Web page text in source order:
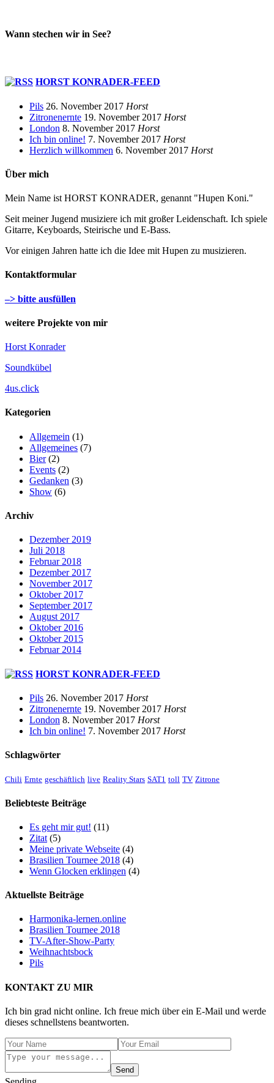
Wann stechen wir in See?
HORST KONRADER-FEED
Pils 26. November 2017 Horst
Zitronenernte 19. November 2017 Horst
London 8. November 2017 Horst
Ich bin online! 7. November 2017 Horst
Herzlich willkommen 6. November 2017 Horst
Über mich
Mein Name ist HORST KONRADER, genannt "Hupen Koni."
Seit meiner Jugend musiziere ich mit großer Leidenschaft. Ich spiele
Gitarre, Keyboards, Steirische und E-Bass.
Vor einigen Jahren hatte ich die Idee mit Hupen zu musizieren.
Kontaktformular
–> bitte ausfüllen
weitere Projekte von mir
Horst Konrader
Soundkübel
4us.click
Kategorien
Allgemein (1)
Allgemeines (7)
Bier(2)
Events (2)
Gedanken (3)
Show (6)
Archiv
Dezember 2019
Juli 2018
Februar 2018
Dezember 2017
November 2017
Oktober 2017
September 2017
August 2017
Oktober 2016
Oktober 2015
Februar 2014
HORST KONRADER-FEED
Pils 26. November 2017 Horst
Zitronenernte 19. November 2017 Horst
London 8. November 2017 Horst
Ich bin online! 7. November 2017 Horst
Schlagwörter
Chili Ernte geschäftlich live Reality Stars SAT1 toll TV Zitrone
Beliebteste Beiträge
Es geht mir gut! (11)
Zitat (5)
Meine private Webseite (4)
Brasilien Tournee 2018 (4)
Wenn Glocken erklingen (4)
Aktuellste Beiträge
Harmonika-lernen.online
Brasilien Tournee 2018
TV-After-Show-Party
Weihnachtsbock
Pils
KONTAKT ZU MIR
Ich bin grad nicht online. Ich freue mich über ein E-Mail und werde
dieses schnellstens beantworten.
Send